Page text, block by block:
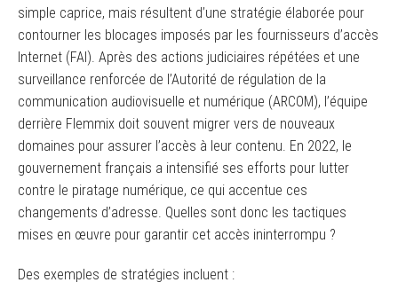
simple caprice, mais résultent d’une stratégie élaborée pour
contourner les blocages imposés par les fournisseurs d’accès
Internet (FAI). Après des actions judiciaires répétées et une
surveillance renforcée de l’Autorité de régulation de la
communication audiovisuelle et numérique (ARCOM), l’équipe
derrière Flemmix doit souvent migrer vers de nouveaux
domaines pour assurer l’accès à leur contenu. En 2022, le
gouvernement français a intensifié ses efforts pour lutter
contre le piratage numérique, ce qui accentue ces
changements d’adresse. Quelles sont donc les tactiques
mises en œuvre pour garantir cet accès ininterrompu ?
Des exemples de stratégies incluent :